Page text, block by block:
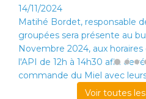
14/11/2024
Matihé Bordet, responsable
groupées sera présente au
Novembre 2024, aux
l'API de 12h à 14h30 afin de
commande du Miel avec
Voir toutes